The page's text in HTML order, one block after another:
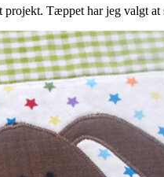
Tæppet har jeg valgt